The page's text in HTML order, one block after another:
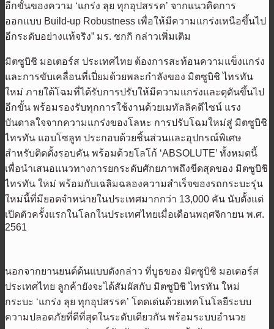
อีกขั้นของความ ‘แกร่ง ลุย ทุกอุปสรรค’ จากแนวคิดการ
ออกแบบ Build-up Robustness เพื่อให้มีความแกร่งเหนือขึ้นไป
อีกระดับอย่างแท้จริง” มร. ชกกิ กล่าวเพิ่มเติม
มิตซูบิชิ มอเตอร์ส ประเทศไทย ต้องการสะท้อนความแข็งแกร่ง
และการขับเคลื่อนที่เปี่ยมด้วยพละกำลังของ มิตซูบิชิ ไทรทัน
ใหม่ ภายใต้โฉมที่ได้รับการปรับให้มีความแกร่งและดุดันขึ้นไป
อีกขั้น พร้อมรองรับทุกการใช้งานด้วยเมทัลลิคดีไซน์ แรง
บันดาลใจจากความแกร่งของโลหะ การปรับโฉมใหม่สู่ มิตซูบิชิ
ไทรทัน แอบโซลูท ประกอบด้วยชิ้นส่วนและอุปกรณ์พิเศษ
สำหรับติดตั้งรอบคัน พร้อมด้วยโลโก้ ‘ABSOLUTE’ ทั้งหมดนี้
เพื่อนำเสนอแนวทางการยกระดับศักยภาพถึงขีดสุดของ มิตซูบิชิ
ไทรทัน ใหม่ พร้อมกับเฉลิมฉลองความสำเร็จของรถกระบะรุ่น
ใหม่นี้ที่มียอดจำหน่ายในประเทศมากกว่า 13,000 คัน นับตั้งแต่
เปิดตัวครั้งแรกในโลกในประเทศไทยเมื่อเดือนพฤศจิกายน พ.ศ.
2561
นอกจากยานยนต์ต้นแบบดังกล่าว ที่บูธของ มิตซูบิชิ มอเตอร์ส
ประเทศไทย ลูกค้ายังจะได้สัมผัสกับ มิตซูบิชิ ไทรทัน ใหม่
กระบะ ‘แกร่ง ลุย ทุกอุปสรรค’ โดดเด่นด้วยเทคโนโลยีระบบ
ความปลอดภัยที่ดีที่สุดในระดับเดียวกัน พร้อมระบบอำนวย